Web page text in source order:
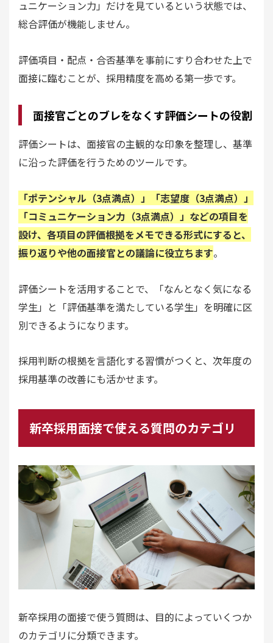
ュニケーション力」だけを見ているという状態では、
総合評価が機能しません。
評価項目・配点・合否基準を事前にすり合わせた上で
面接に臨むことが、採用精度を高める第一歩です。
面接官ごとのブレをなくす評価シートの役割
評価シートは、面接官の主観的な印象を整理し、基準
に沿った評価を行うためのツールです。
「ポテンシャル（3点満点）」「志望度（3点満点）」
「コミュニケーション力（3点満点）」などの項目を
設け、各項目の評価根拠をメモできる形式にすると、
振り返りや他の面接官との議論に役立ちます。
評価シートを活用することで、「なんとなく気になる
学生」と「評価基準を満たしている学生」を明確に区
別できるようになります。
採用判断の根拠を言語化する習慣がつくと、次年度の
採用基準の改善にも活かせます。
新卒採用面接で使える質問のカテゴリ
新卒採用の面接で使う質問は、目的によっていくつか
のカテゴリに分類できます。